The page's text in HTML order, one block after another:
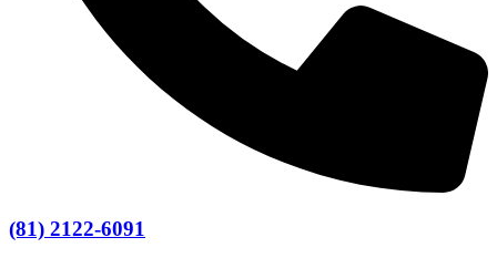
(81) 2122-6091